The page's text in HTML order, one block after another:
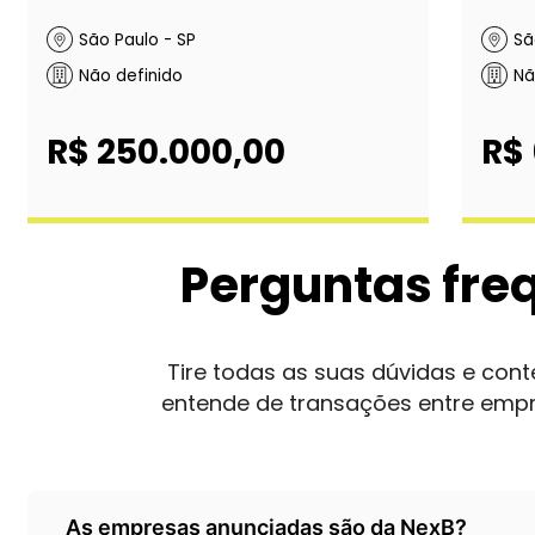
São Paulo - SP
Não definido
R$ 250.000,00
Perguntas
Tire todas as suas dúvidas e
entende de transações entre
As empresas anunciadas são da NexB?